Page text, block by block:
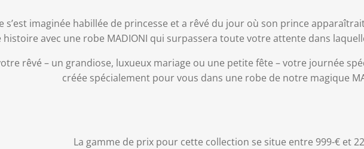
s’est imaginée habillée de princesse et a rêvé du jour où son prince
avec une robe MADIONI qui surpassera toute votre attente dans
rêvé – un grandiose, luxueux mariage ou une petite fête – votre journée
créée spécialement pour vous dans une robe de notre magique
La gamme de prix pour cette collection se situe entre 999-€ et